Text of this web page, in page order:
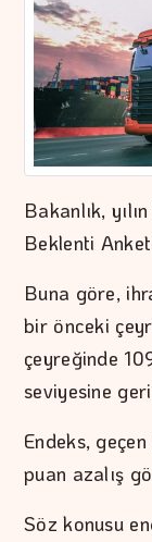
Bakanlık,
Beklenti
Buna göre,
bir önceki
çeyreğinde
seviyesine
Endeks,
puan azalış
Söz konusu